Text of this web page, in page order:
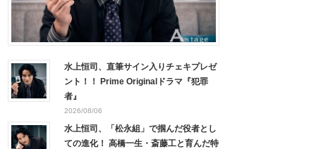
水上恒司、直筆サイン入りチェキプレゼ
ント！！ Prime Originalドラマ『犯罪
者』
2026/08/06
水上恒司、「松永組」で掴んだ役者とし
ての進化！ 高橋一生・斎藤工と育んだ特